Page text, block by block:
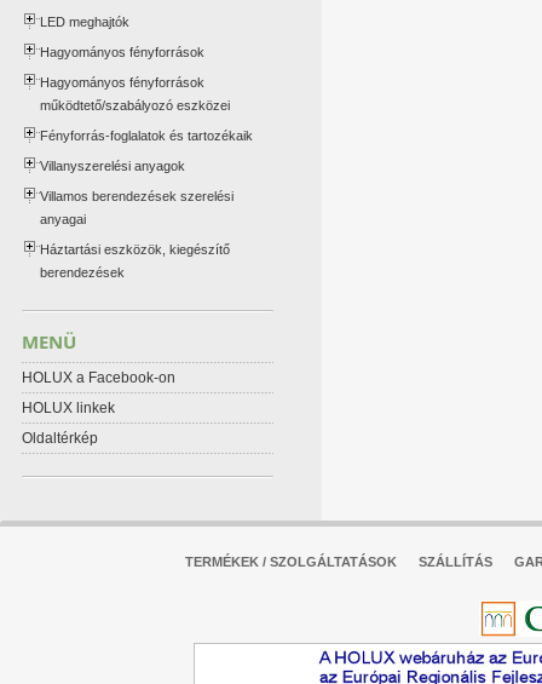
LED meghajtók
Hagyományos fényforrások
Hagyományos fényforrások
működtető/szabályozó eszközei
Fényforrás-foglalatok és tartozékaik
Villanyszerelési anyagok
Villamos berendezések szerelési
anyagai
Háztartási eszközök, kiegészítő
berendezések
MENÜ
HOLUX a Facebook-on
HOLUX linkek
Oldaltérkép
TERMÉKEK / SZOLGÁLTATÁSOK SZÁLLÍTÁS